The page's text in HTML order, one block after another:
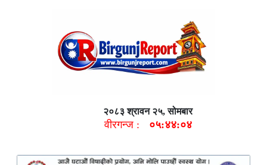
२०८३ श्रावन २५, सोमबार
वीरगन्ज : ०५:४४:०५